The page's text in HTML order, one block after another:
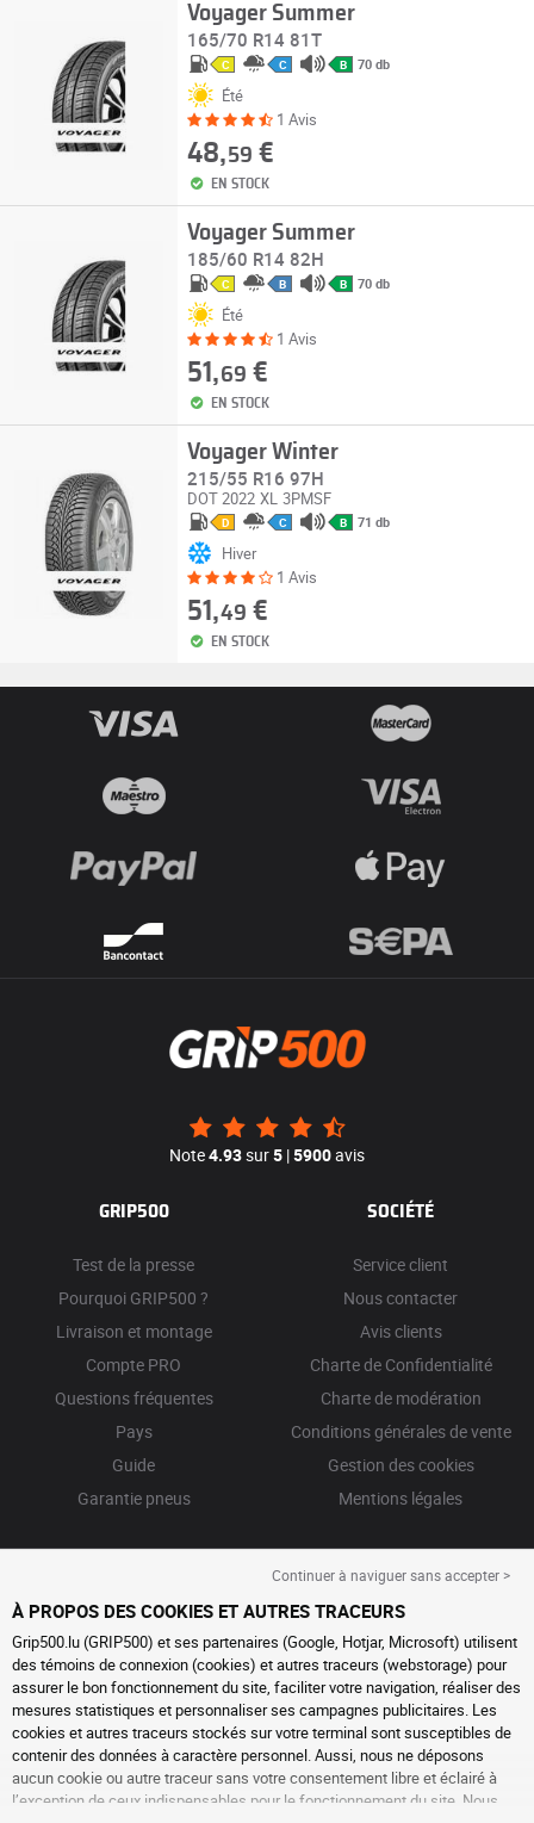
Voyager Summer
165/70 R14 81T
C C B 70 db
Été
1 Avis
48,59 €
EN STOCK
Voyager Summer
185/60 R14 82H
C B B 70 db
Été
1 Avis
51,69 €
EN STOCK
Voyager Winter
215/55 R16 97H
DOT 2022 XL 3PMSF
D C B 71 db
Hiver
1 Avis
51,49 €
EN STOCK
Note4.93sur5 |5900avis
GRIP500
Test de la presse
Pourquoi GRIP500 ?
Livraison et montage
Compte PRO
Questions fréquentes
Pays
Guide
Garantie pneus
SOCIÉTÉ
Service client
Nous contacter
Avis clients
Charte de Confidentialité
Charte de modération
Conditions générales de vente
Gestion des cookies
Mentions légales
Continuer à naviguer sans accepter >
À PROPOS DES COOKIES ET AUTRES TRACEURS
Grip500.lu (GRIP500) et ses partenaires (Google, Hotjar, Microsoft) utilisent
des témoins de connexion (cookies) et autres traceurs (webstorage) pour
assurer le bon fonctionnement du site, faciliter votre navigation, réaliser des
mesures statistiques et personnaliser ses campagnes publicitaires. Les
cookies et autres traceurs stockés sur votre terminal sont susceptibles de
contenir des données à caractère personnel. Aussi, nous ne déposons
aucun cookie ou autre traceur sans votre consentement libre et éclairé à
l’exception de ceux indispensables pour le fonctionnement du site. Nous